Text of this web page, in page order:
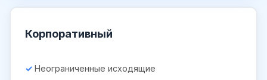
Корпоративный
Неограниченные исходящие